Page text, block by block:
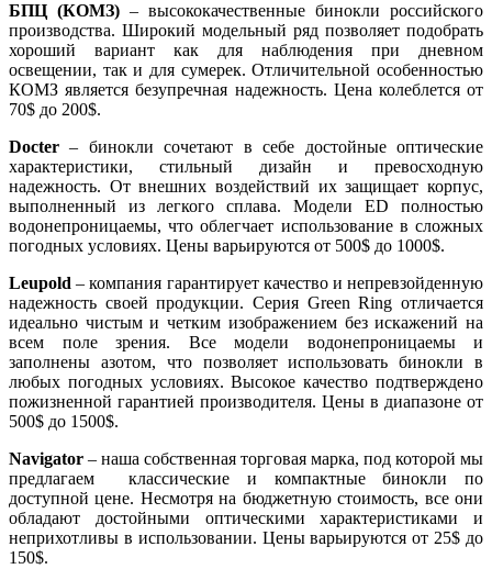
БПЦ (КОМЗ) – высококачественные бинокли российского
производства. Широкий модельный ряд позволяет подобрать
хороший вариант как для наблюдения при дневном
освещении, так и для сумерек. Отличительной особенностью
КОМЗ является безупречная надежность. Цена колеблется от
70$ до 200$.
Docter – бинокли сочетают в себе достойные оптические
характеристики, стильный дизайн и превосходную
надежность. От внешних воздействий их защищает корпус,
выполненный из легкого сплава. Модели ED полностью
водонепроницаемы, что облегчает использование в сложных
погодных условиях. Цены варьируются от 500$ до 1000$.
Leupold – компания гарантирует качество и непревзойденную
надежность своей продукции. Серия Green Ring отличается
идеально чистым и четким изображением без искажений на
всем поле зрения. Все модели водонепроницаемы и
заполнены азотом, что позволяет использовать бинокли в
любых погодных условиях. Высокое качество подтверждено
пожизненной гарантией производителя. Цены в диапазоне от
500$ до 1500$.
Navigator – наша собственная торговая марка, под которой мы
предлагаем классические и компактные бинокли по
доступной цене. Несмотря на бюджетную стоимость, все они
обладают достойными оптическими характеристиками и
неприхотливы в использовании. Цены варьируются от 25$ до
150$.